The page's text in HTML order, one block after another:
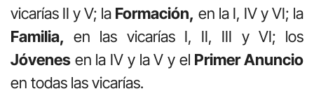
vicarías II y V; la Formación, en la I, IV y VI; la
Familia, en las vicarías I, II, III y VI; los
Jóvenes en la IV y la V y el Primer Anuncio
en todas las vicarías.